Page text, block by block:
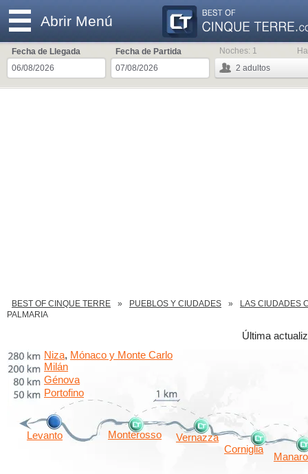
Abrir Menú
Fecha de Llegada
Fecha de Partida
2 adultos
Noches: 1
BEST OF CINQUE TERRE PUEBLOS Y CIUDADES
LAS CIUDADES
PALMARIA
Última
Levanto Monterosso
Vernazza
Corniglia
Génova
Milán
Niza, Mónaco y Monte Carlo
Portofino